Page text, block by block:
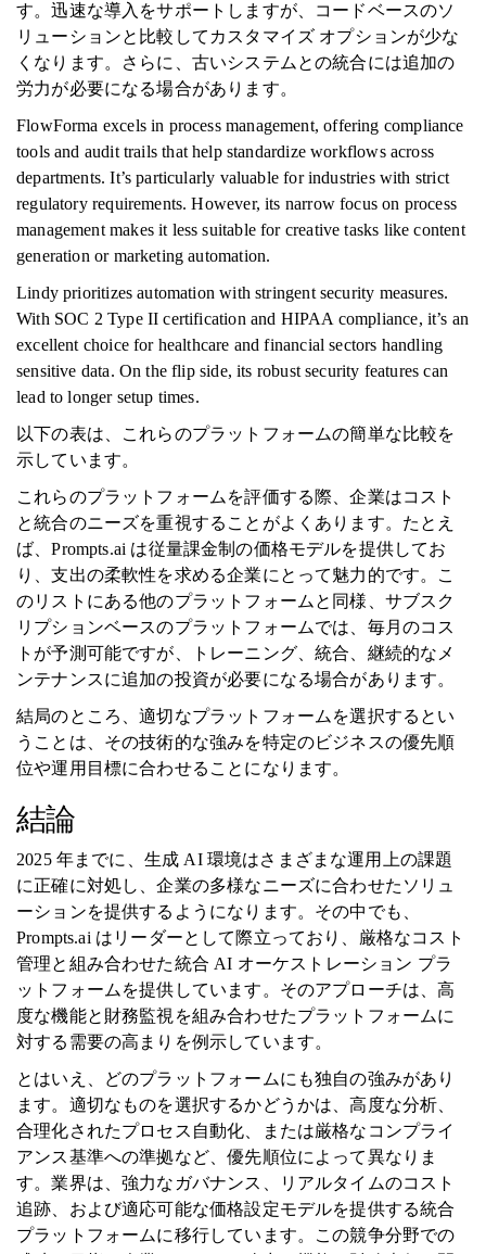
す。迅速な導入をサポートしますが、コードベースのソ
リューションと比較してカスタマイズ オプションが少な
くなります。さらに、古いシステムとの統合には追加の
労力が必要になる場合があります。
FlowForma excels in process management, offering compliance
tools and audit trails that help standardize workflows across
departments. It’s particularly valuable for industries with strict
regulatory requirements. However, its narrow focus on process
management makes it less suitable for creative tasks like content
generation or marketing automation.
Lindy prioritizes automation with stringent security measures.
With SOC 2 Type II certification and HIPAA compliance, it’s an
excellent choice for healthcare and financial sectors handling
sensitive data. On the flip side, its robust security features can
lead to longer setup times.
以下の表は、これらのプラットフォームの簡単な比較を
示しています。
これらのプラットフォームを評価する際、企業はコスト
と統合のニーズを重視することがよくあります。たとえ
ば、Prompts.ai は従量課金制の価格モデルを提供してお
り、支出の柔軟性を求める企業にとって魅力的です。こ
のリストにある他のプラットフォームと同様、サブスク
リプションベースのプラットフォームでは、毎月のコス
トが予測可能ですが、トレーニング、統合、継続的なメ
ンテナンスに追加の投資が必要になる場合があります。
結局のところ、適切なプラットフォームを選択するとい
うことは、その技術的な強みを特定のビジネスの優先順
位や運用目標に合わせることになります。
結論
2025 年までに、生成 AI 環境はさまざまな運用上の課題
に正確に対処し、企業の多様なニーズに合わせたソリュ
ーションを提供するようになります。その中でも、
Prompts.ai はリーダーとして際立っており、厳格なコスト
管理と組み合わせた統合 AI オーケストレーション プラ
ットフォームを提供しています。そのアプローチは、高
度な機能と財務監視を組み合わせたプラットフォームに
対する需要の高まりを例示しています。
とはいえ、どのプラットフォームにも独自の強みがあり
ます。適切なものを選択するかどうかは、高度な分析、
合理化されたプロセス自動化、または厳格なコンプライ
アンス基準への準拠など、優先順位によって異なりま
す。業界は、強力なガバナンス、リアルタイムのコスト
追跡、および適応可能な価格設定モデルを提供する統合
プラットフォームに移行しています。この競争分野での